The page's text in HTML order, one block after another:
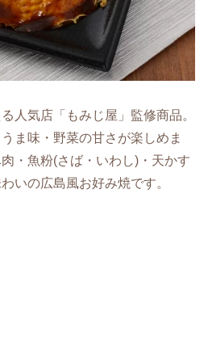
人気店「もみじ屋」監修商品。
ま味・野菜の甘さが楽しめま
・魚粉(さば・いわし)・天かす
いの広島風お好み焼です。